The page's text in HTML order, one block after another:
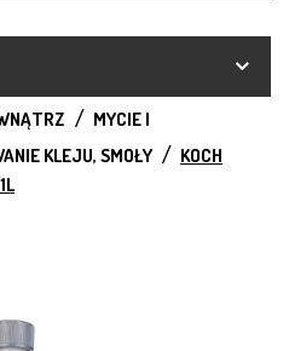
MYCIE I
KLEJU, SMOŁY
KOCH